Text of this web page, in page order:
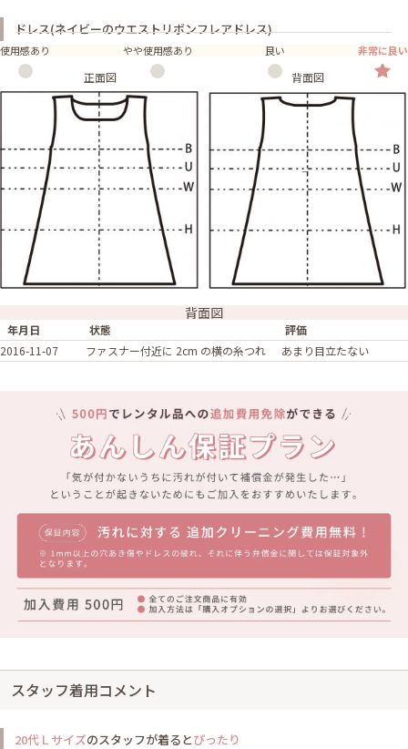
ドレス(ネイビーのウエストリボンフレアドレス)
使用感あり やや使用感あり 良い 非常に良い
正面図 背面図
背面図
年月日 状態
評価
2016-11-07
ファスナー付近に 2cm の横の糸つれ あまり目立たない
スタッフ着用コメント
20代Ｌサイズのスタッフが着るとぴったり